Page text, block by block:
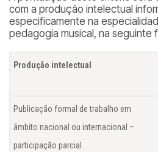
com a produção intelectual
especificamente na
pedagogia musical, na seguinte
Produção intelectual
Publicação formal de trabalho em
âmbito nacional ou internacional –
participação parcial